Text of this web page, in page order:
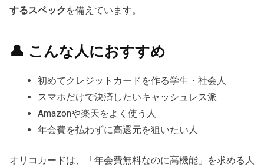
するスペック を備えています。
👤 こんな人におすすめ
初めてクレジットカードを作る学生・社会人
スマホだけで決済したいキャッシュレス派
Amazonや楽天をよく使う人
年会費を払わずに高還元を狙いたい人
オリコカードは、「年会費無料なのに高機能」を求める人